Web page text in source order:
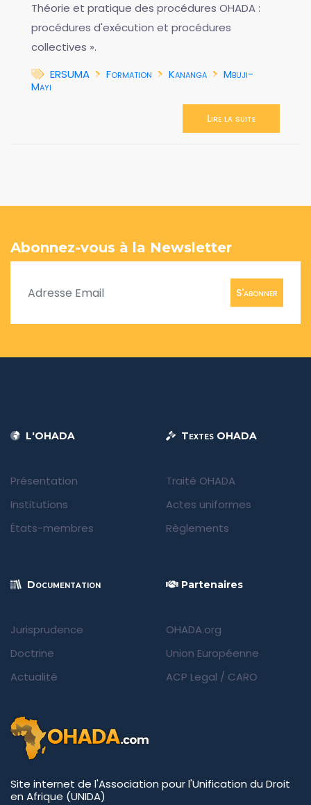
Théorie et pratique des procédures OHADA :
procédures d'exécution et procédures
collectives ».
ERSUMA
Formation Kananga
Mbuji-
Mayi
Lire la suite
Abonnez-vous à la Newsletter
S'abonner
L'OHADA
Présentation
Institutions
États-membres
Textes OHADA
Traité OHADA
Actes uniformes
Règlements
Documentation
Jurisprudence
Doctrine
Actualité
Partenaires
OHADA.org
Union Européenne
ACP Legal / CARO
Site internet de l'Association pour l'Unification du Droit
en Afrique (UNIDA)